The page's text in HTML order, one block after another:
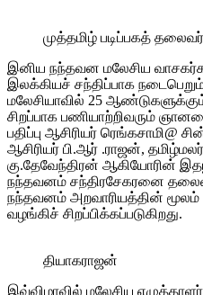
முத்தமிழ் படிப்பகத்
இனிய நந்தவன மலேசிய
இலக்கியச் சந்திப்பாக நடைபெறும்
மலேசியாவில் 25
சிறப்பாக பணியாற்றிவரும்
பதிப்பு ஆசிரியர் ரெங்கசாமி@
ஆசிரியர் பி.ஆர் .ராஜன்,
கு.தேவேந்திரன் ஆகியோரின்
நந்தவனம் சந்திரசேகரனை
நந்தவனம் அறவாரியத்தின் மூலம் .
வழங்கிச் சிறப்பிக்கப்படுகிறது.
தியாகராஜன்
இவ்விழாவில் மலேசிய